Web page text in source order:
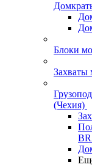
Блоки
Захваты
(Чехия)